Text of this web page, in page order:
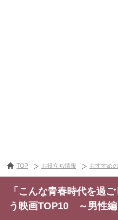
TOP お役立ち情報 おすすめ
「こんな青春時代を過
う映画TOP10 ～男性編